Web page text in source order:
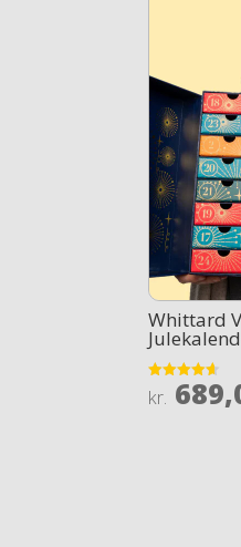
Whittard
Rated
4.6
kr.